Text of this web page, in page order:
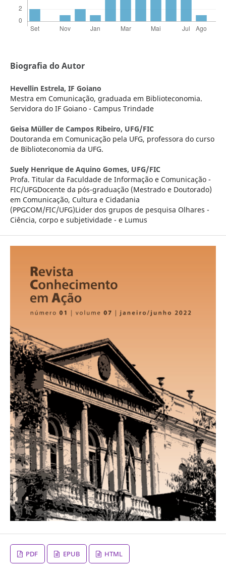
Biografia do Autor
Hevellin Estrela, IF Goiano
Mestra em Comunicação, graduada em Biblioteconomia.
Servidora do IF Goiano - Campus Trindade
Geisa Müller de Campos Ribeiro, UFG/FIC
Doutoranda em Comunicação pela UFG, professora do curso
de Biblioteconomia da UFG.
Suely Henrique de Aquino Gomes, UFG/FIC
Profa. Titular da Faculdade de Informação e Comunicação -
FIC/UFGDocente da pós-graduação (Mestrado e Doutorado)
em Comunicação, Cultura e Cidadania
(PPGCOM/FIC/UFG)Lider dos grupos de pesquisa Olhares -
Ciência, corpo e subjetividade - e Lumus
PDF EPUB HTML